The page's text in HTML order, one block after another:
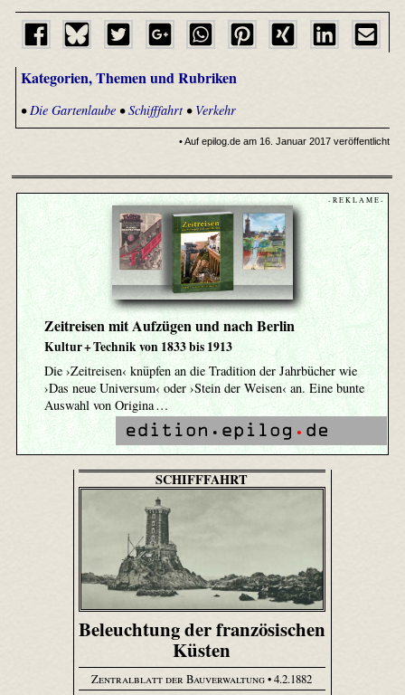
Kategorien, Themen und Rubriken
•Die Gartenlaube•Schifffahrt• Verkehr
• Auf epilog.de am 16. Januar 2017 veröffentlicht
- R E K L A M E -
Zeitreisen mit Aufzügen und nach Berlin
Kultur + Technik von 1833 bis 1913
Die ›Zeitreisen‹ knüpfen an die Tradition der Jahrbücher wie
›Das neue Universum‹ oder ›Stein der Weisen‹ an. Eine bunte
Auswahl von Origina …
SCHIFFFAHRT
Beleuchtung der französischen
Küsten
Zentralblatt der Bauverwaltung• 4.2.1882